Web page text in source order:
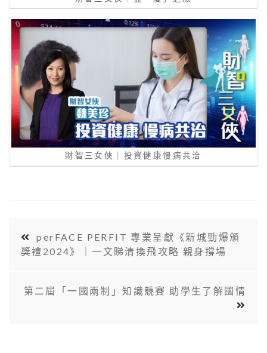
財智三女俠｜投資健康慢病共治
perFACE PERFIT 專業呈獻《新城勁爆頒
獎禮2024》｜一文睇清換飛攻略 親身撐場
第二屆「一國兩制」知識競賽 助學生了解國情